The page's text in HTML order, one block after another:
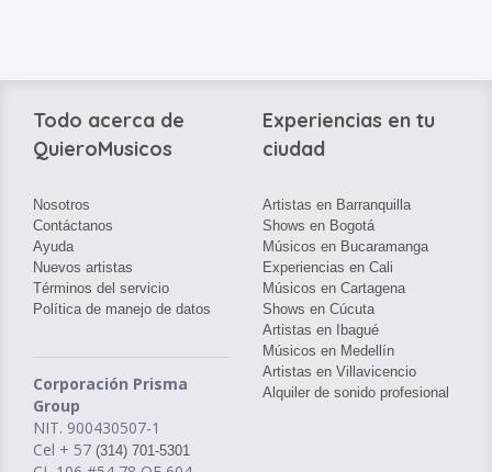
Todo acerca de
QuieroMusicos
Nosotros
Contáctanos
Ayuda
Nuevos artistas
Términos del servicio
Política de manejo de datos
Corporación Prisma
Group
NIT. 900430507-1
Cel + 57 (314) 701-5301
Experiencias en tu
ciudad
Artistas en Barranquilla
Shows en Bogotá
Músicos en Bucaramanga
Experiencias en Cali
Músicos en Cartagena
Shows en Cúcuta
Artistas en Ibagué
Músicos en Medellín
Artistas en Villavicencio
Alquiler de sonido profesional